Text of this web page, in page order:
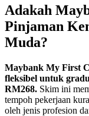
Adakah
Pinjaman
Muda?
Maybank My First
fleksibel untuk
RM268. Skim ini
tempoh pekerjaan
oleh jenis profesion